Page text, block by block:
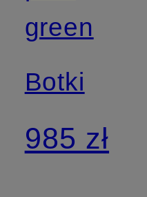
certyfikatem
green
Botki
985 zł